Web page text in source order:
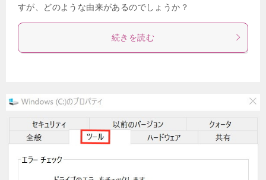
すが、どのような由来があるのでしょうか？
続きを読む